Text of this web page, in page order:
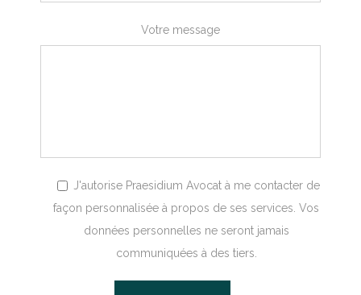
Votre message
J'autorise Praesidium Avocat à me contacter de
façon personnalisée à propos de ses services. Vos
données personnelles ne seront jamais
communiquées à des tiers.